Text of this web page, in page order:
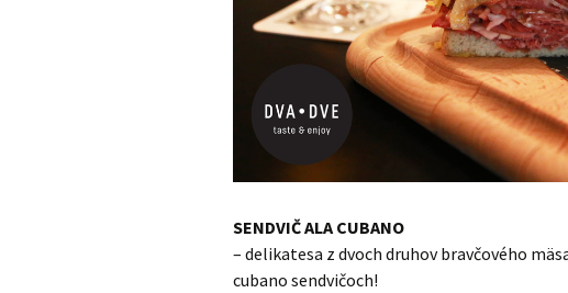
SENDVIČ ALA CUBANO
– delikatesa z dvoch druhov bravčového
cubano sendvičoch!